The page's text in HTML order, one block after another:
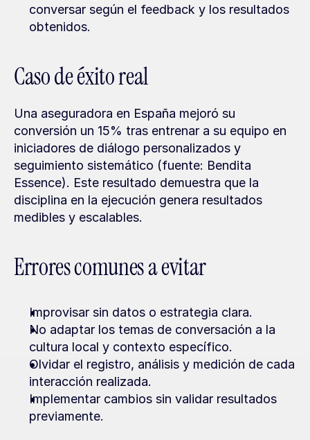
conversar según el feedback y los resultados
obtenidos.
Caso de éxito real
Una aseguradora en España mejoró su
conversión un 15% tras entrenar a su equipo en
iniciadores de diálogo personalizados y
seguimiento sistemático (fuente: Bendita
Essence). Este resultado demuestra que la
disciplina en la ejecución genera resultados
medibles y escalables.
Errores comunes a evitar
Improvisar sin datos o estrategia clara.
No adaptar los temas de conversación a la
cultura local y contexto específico.
Olvidar el registro, análisis y medición de cada
interacción realizada.
Implementar cambios sin validar resultados
previamente.